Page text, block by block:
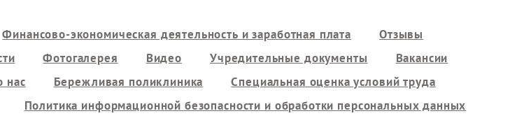
Финансово-экономическая деятельность и заработная плата
Отзывы
Фотогалерея Видео Учредительные документы
Вакансии
нас Бережливая поликлиника
Специальная оценка условий труда
Политика информационной безопасности и обработки персональных данных